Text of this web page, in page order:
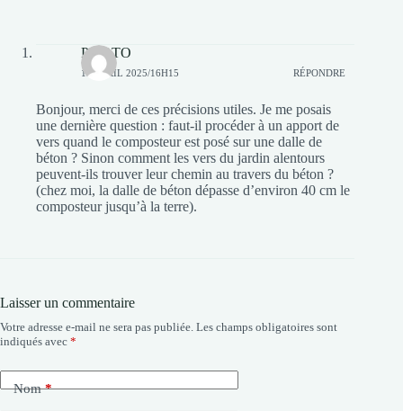
PILATO
15 AVRIL 2025/16H15 RÉPONDRE
Bonjour, merci de ces précisions utiles. Je me posais
une dernière question : faut-il procéder à un apport de
vers quand le composteur est posé sur une dalle de
béton ? Sinon comment les vers du jardin alentours
peuvent-ils trouver leur chemin au travers du béton ?
(chez moi, la dalle de béton dépasse d’environ 40 cm le
composteur jusqu’à la terre).
Laisser un commentaire
Votre adresse e-mail ne sera pas publiée. Les champs obligatoires sont
indiqués avec *
Nom*